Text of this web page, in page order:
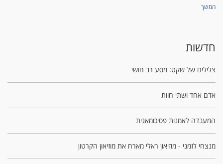
המשך
חדשות
צלילים של שקט: מסע רב חושי
אדם אחד ושתי חוות
המעבדה לאמנות פסיכומאגית
מנצחי לזמני - מוזיאון ראלי מארח את מוזיאון הקרטון